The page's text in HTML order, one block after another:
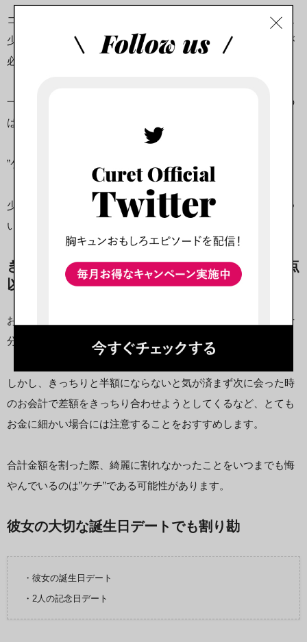
コンビニで買った少額の買い物や自販機の利用など、どんなに
少額であったとしても必ず割り勘を要求してくる場合は注意が
必要です。
一緒にいる時に、常にお金のことを心配したり考えたりするの
は精神的にも疲れてしまうもの。
”ケチ”である可能性も否定ができません。
少しの金額も自分にお金を出してくれないことに対して、傷つ
いてしまう女性もいるのではないでしょうか。
きっちり半額にならないと気が済まない(小数点
以下を気にする)
お会計の際、金額によってはきっちり半額に出来ないことも十
分考えられます。
しかし、きっちりと半額にならないと気が済まず次に会った時
のお会計で差額をきっちり合わせようとしてくるなど、とても
お金に細かい場合には注意することをおすすめします。
合計金額を割った際、綺麗に割れなかったことをいつまでも悔
やんでいるのは”ケチ”である可能性があります。
彼女の大切な誕生日デートでも割り勘
・彼女の誕生日デート
・2人の記念日デート